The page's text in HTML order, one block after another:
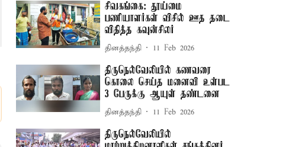
சிவகங்கை: தூய்மை
பணியாளர்கள் விசில் ஊத தடை
விதித்த கவுன்சிலர்
தினத்தந்தி 11 Feb 2026
திருநெல்வேலியில் கணவரை
கொலை செய்த மனைவி உள்பட
3 பேருக்கு ஆயுள் தண்டனை
தினத்தந்தி 11 Feb 2026
திருநெல்வேலியில்